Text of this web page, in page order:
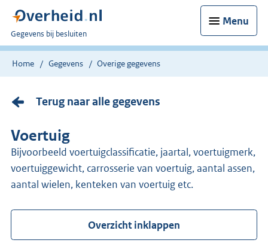
Menu
U
bent
nu
Gegevens bij besluiten
Home Gegevens Overige gegevens
Terug naar alle gegevens
Voertuig
Bijvoorbeeld voertuigclassificatie, jaartal, voertuigmerk,
voertuiggewicht, carrosserie van voertuig, aantal assen,
aantal wielen, kenteken van voertuig etc.
Overzicht inklappen